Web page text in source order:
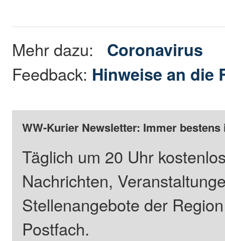
Mehr dazu: Coronavirus
Feedback: Hinweise an die
WW-Kurier Newsletter: Immer
Täglich um 20 Uhr
Nachrichten,
Stellenangebote der
Postfach.